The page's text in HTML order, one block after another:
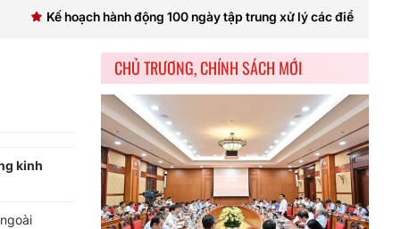
hành động 100 ngày tập trung xử lý các điểm nghẽn về
kinh
CHỦ TRƯƠNG, CHÍNH SÁCH MỚI